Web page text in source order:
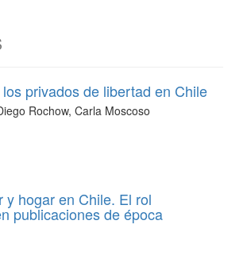
privados de libertad en Chile
Rochow, Carla Moscoso
y hogar en Chile. El rol
publicaciones de época